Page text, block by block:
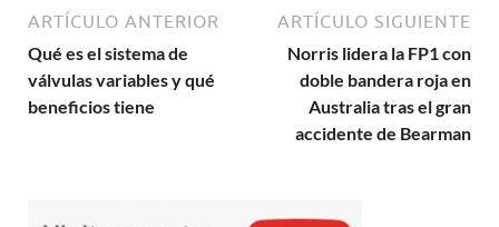
ARTÍCULO ANTERIOR
Qué es el sistema de
válvulas variables y qué
beneficios tiene
ARTÍCULO SIGUIENTE
Norris lidera la FP1 con
doble bandera roja en
Australia tras el gran
accidente de Bearman